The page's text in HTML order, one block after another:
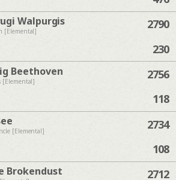
Walpurgis
[Elemental]
2790
230
Beethoven
[Elemental]
2756
118
[Elemental]
2734
108
Brokendust
2712